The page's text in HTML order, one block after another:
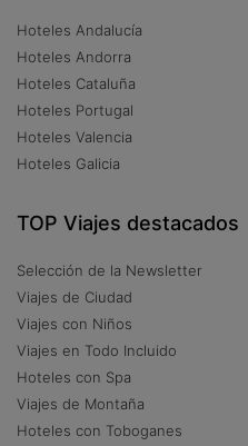
Hoteles Andalucía
Hoteles Andorra
Hoteles Cataluña
Hoteles Portugal
Hoteles Valencia
Hoteles Galicia
TOP Viajes destacados
Selección de la Newsletter
Viajes de Ciudad
Viajes con Niños
Viajes en Todo Incluido
Hoteles con Spa
Viajes de Montaña
Hoteles con Toboganes